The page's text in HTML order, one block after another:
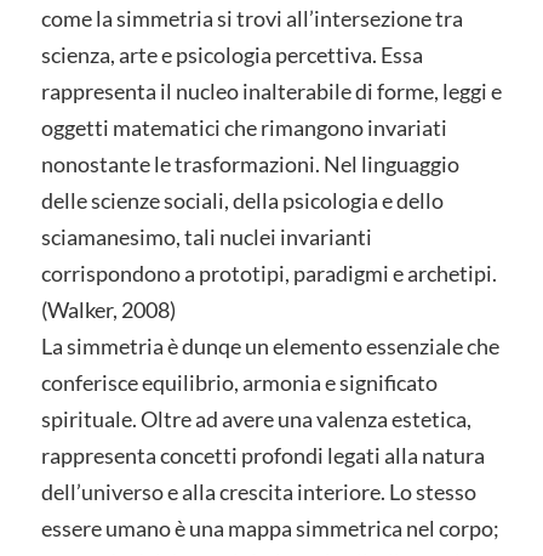
come la simmetria si trovi all’intersezione tra
scienza, arte e psicologia percettiva. Essa
rappresenta il nucleo inalterabile di forme, leggi e
oggetti matematici che rimangono invariati
nonostante le trasformazioni. Nel linguaggio
delle scienze sociali, della psicologia e dello
sciamanesimo, tali nuclei invarianti
corrispondono a prototipi, paradigmi e archetipi.
(Walker, 2008)
La simmetria è dunqe un elemento essenziale che
conferisce equilibrio, armonia e significato
spirituale. Oltre ad avere una valenza estetica,
rappresenta concetti profondi legati alla natura
dell’universo e alla crescita interiore. Lo stesso
essere umano è una mappa simmetrica nel corpo;